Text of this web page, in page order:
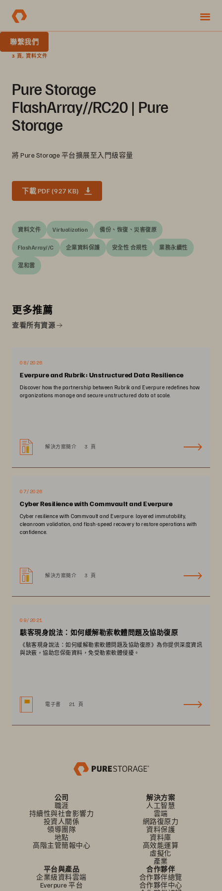
聯繫我們
3 頁, 資料文件
Pure Storage
FlashArray//RC20 | Pure
Storage
將 Pure Storage 平台擴展至入門級容量
下載 PDF (927 KB)
資料文件 Virtualization 備份、恢復、災害復原
FlashArray//C 企業資料保護 安全性 合規性 業務永續性
混和雲
更多推薦
查看所有資源
08/2026
Everpure and Rubrik: Unstructured Data Resilience
Discover how the partnership between Rubrik and Everpure redefines how
organizations manage and secure unstructured data at scale.
解決方案簡介 3 頁
07/2026
Cyber Resilience with Commvault and Everpure
Cyber resilience with Commvault and Everpure: layered immutability,
cleanroom validation, and flash-speed recovery to restore operations with
confidence.
解決方案簡介 3 頁
09/2021
駭客現身說法：如何緩解勒索軟體問題及協助復原
《駭客現身說法：如何緩解勒索軟體問題及協助復原》為你提供深度資訊
與訣竅，協助您保衛資料，免受勒索軟體侵擾。
電子書 21 頁
公司
職涯
持續性與社會影響力
投資人關係
領導團隊
地點
高階主管簡報中心
解決方案
人工智慧
雲端
網路復原力
資料保護
資料庫
高效能運算
虛擬化
產業
平台與產品
企業級資料雲端
Everpure 平台
合作夥伴
合作夥伴總覽
合作夥伴中心